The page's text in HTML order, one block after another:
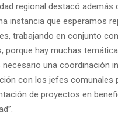
regional destacó además
instancia que esperamos
trabajando en conjunto
porque hay muchas
necesario una coordinación
con los jefes comunales
de proyectos en